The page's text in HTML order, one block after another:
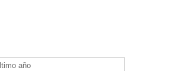
año